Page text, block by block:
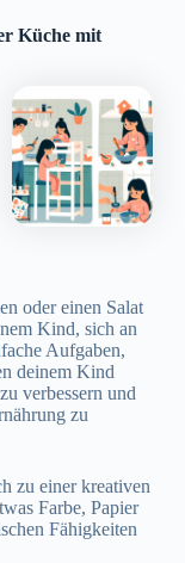
Küche mit
oder einen Salat
Kind, sich an
Aufgaben,
deinem Kind
verbessern und
zu
zu einer kreativen
Farbe, Papier
Fähigkeiten